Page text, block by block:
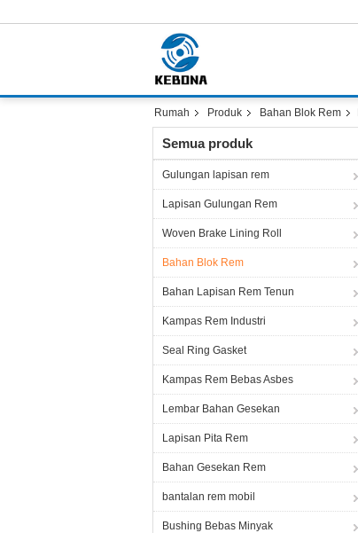
Rumah Produk Bahan Blok Rem
Semua produk
Gulungan lapisan rem
Lapisan Gulungan Rem
Woven Brake Lining Roll
Bahan Blok Rem
Bahan Lapisan Rem Tenun
Kampas Rem Industri
Seal Ring Gasket
Kampas Rem Bebas Asbes
Lembar Bahan Gesekan
Lapisan Pita Rem
Bahan Gesekan Rem
bantalan rem mobil
Bushing Bebas Minyak